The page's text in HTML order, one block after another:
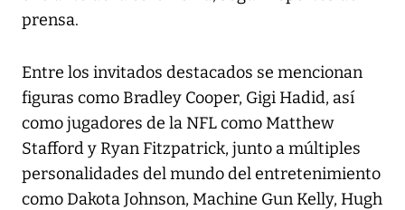
prensa.
Entre los invitados destacados se mencionan
figuras como Bradley Cooper, Gigi Hadid, así
como jugadores de la NFL como Matthew
Stafford y Ryan Fitzpatrick, junto a múltiples
personalidades del mundo del entretenimiento
como Dakota Johnson, Machine Gun Kelly, Hugh